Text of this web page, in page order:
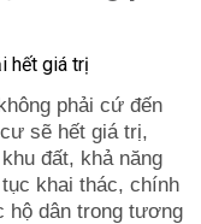
phải cứ đến
sẽ hết giá trị,
đất, khả năng
khai thác, chính
hộ dân trong tương